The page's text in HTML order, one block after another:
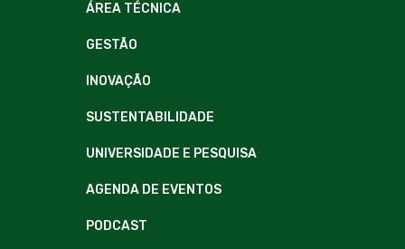
ÁREA TÉCNICA
GESTÃO
INOVAÇÃO
SUSTENTABILIDADE
UNIVERSIDADE E PESQUISA
AGENDA DE EVENTOS
PODCAST